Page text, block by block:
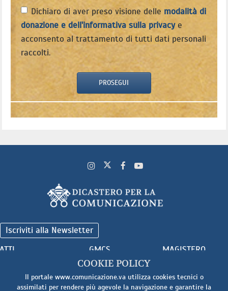
Dichiaro di aver preso visione delle modalità di
donazione e dell'informativa sulla privacye
acconsento al trattamento di tutti dati personali
raccolti.
PROSEGUI
Iscriviti alla Newsletter
GMCS MAGISTERO
COOKIE POLICY
Il portale www.comunicazione.va utilizza cookies tecnici o
assimilati per rendere più agevole la navigazione e garantire la